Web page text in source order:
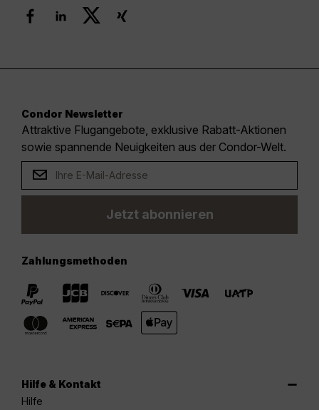
Condor Newsletter
Attraktive Flugangebote, exklusive Rabatt-Aktionen
sowie spannende Neuigkeiten aus der Condor-Welt.
Jetzt abonnieren
Zahlungsmethoden
Hilfe & Kontakt
Hilfe